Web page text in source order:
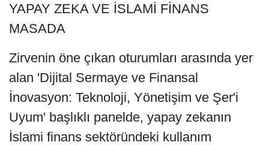
YAPAY ZEKA VE İSLAMİ FİNANS
MASADA
Zirvenin öne çıkan oturumları arasında yer
alan 'Dijital Sermaye ve Finansal
İnovasyon: Teknoloji, Yönetişim ve Şer'i
Uyum' başlıklı panelde, yapay zekanın
İslami finans sektöründeki kullanım